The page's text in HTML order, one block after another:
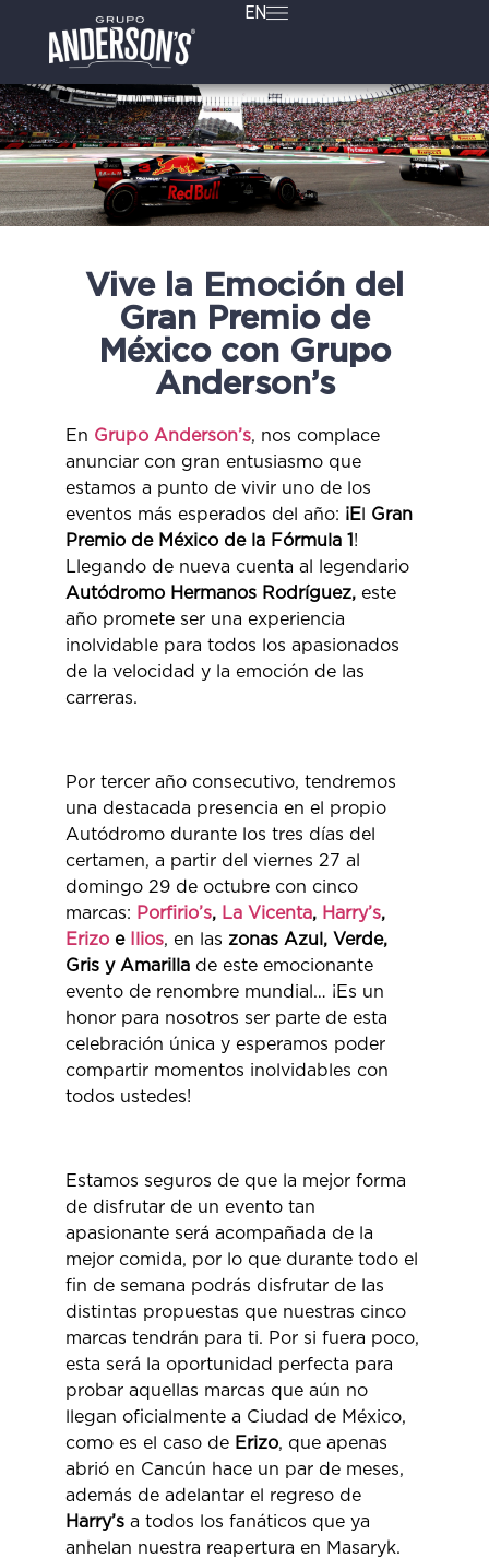
EN
Vive la Emoción del
Gran Premio de
México con Grupo
Anderson’s
En Grupo Anderson’s, nos complace
anunciar con gran entusiasmo que
estamos a punto de vivir uno de los
eventos más esperados del año: ¡E
Gran
Premio de México de la Fórmula 1 !
Llegando de nueva cuenta al legendario
Autódromo Hermanos Rodríguez, este
año promete ser una experiencia
inolvidable para todos los apasionados
de la velocidad y la emoción de las
carreras.
Por tercer año consecutivo, tendremos
una destacada presencia en el propio
Autódromo durante los tres días del
certamen, a partir del viernes 27 al
domingo 29 de octubre con cinco
marcas: Porfirio’s, La Vicenta, Harry’s,
Erizo e Ilios, en las zonas Azul, Verde,
Gris y Amarilla de este emocionante
evento de renombre mundial… ¡Es un
honor para nosotros ser parte de esta
celebración única y esperamos poder
compartir momentos inolvidables con
todos ustedes!
Estamos seguros de que la mejor forma
de disfrutar de un evento tan
apasionante será acompañada de la
mejor comida, por lo que durante todo el
fin de semana podrás disfrutar de las
distintas propuestas que nuestras cinco
marcas tendrán para ti. Por si fuera poco,
esta será la oportunidad perfecta para
probar aquellas marcas que aún no
llegan oficialmente a Ciudad de México,
como es el caso de Erizo, que apenas
abrió en Cancún hace un par de meses,
además de adelantar el regreso de
Harry’s a todos los fanáticos que ya
anhelan nuestra reapertura en Masaryk.